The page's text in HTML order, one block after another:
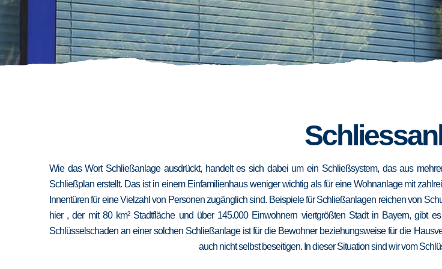
Wie das Wort Schließanlage ausdrückt, handelt es sich dabei um ein Schließsystem, das aus
Schließplan erstellt. Das ist in einem Einfamilienhaus weniger wichtig als für eine Wohnanlage mit
Innentüren für eine Vielzahl von Personen zugänglich sind. Beispiele für Schließanlagen reichen von
hier , der mit 80 km² Stadtfläche und über 145.000 Einwohnern viertgrößten Stadt in Bayern, gibt
Schlüsselschaden an einer solchen Schließanlage ist für die Bewohner beziehungsweise für die
auch nicht selbst beseitigen. In dieser Situation sind wir vom